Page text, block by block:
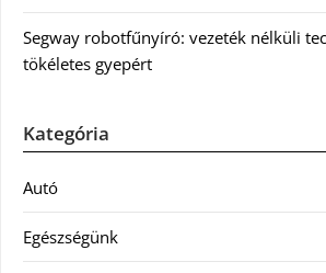
Segway robotfűnyíró: vezeték nélküli
tökéletes gyepért
Kategória
Autó
Egészségünk